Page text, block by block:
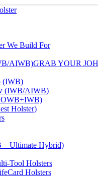
We Build For
AIWB)GRAB YOUR
(IWB)
(IWB/AIWB)
OWB+IWB)
Holster)
– Ultimate Hybrid)
Tool Holsters
Holsters